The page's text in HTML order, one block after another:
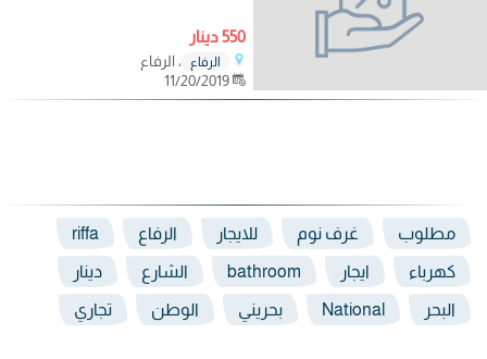
550 دينار
الرفاع
، الرفاع
11/20/2019
مطلوب غرف نوم للايجار الرفاع riffa
كهرباء ايجار bathroom الشارع دينار
البحر National بحريني الوطن تجاري